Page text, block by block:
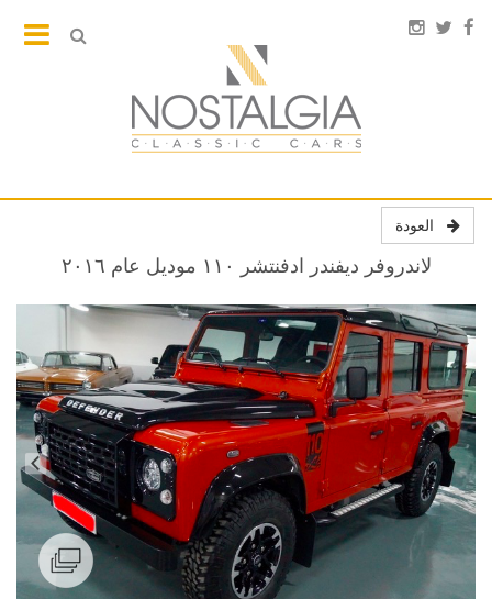
لاندروفر ديفندر ادفنتشر ١١٠ موديل عام ٢٠١٦
العودة